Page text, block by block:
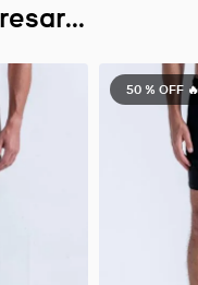
50 % OFF 🔥